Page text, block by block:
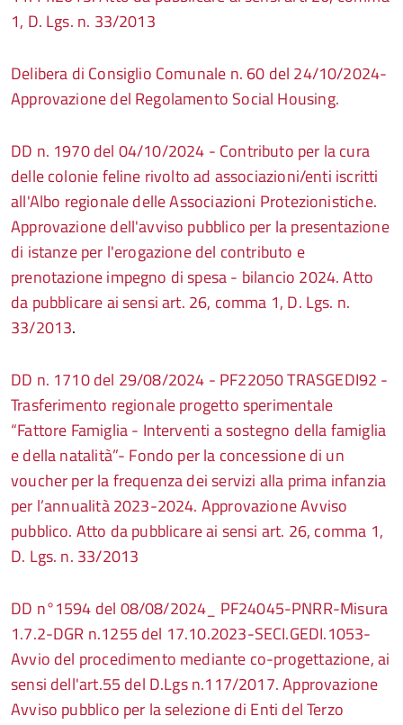
1, D. Lgs. n. 33/2013
Delibera di Consiglio Comunale n. 60 del 24/10/2024-
Approvazione del Regolamento Social Housing.
DD n. 1970 del 04/10/2024 - Contributo per la cura
delle colonie feline rivolto ad associazioni/enti iscritti
all'Albo regionale delle Associazioni Protezionistiche.
Approvazione dell'avviso pubblico per la presentazione
di istanze per l'erogazione del contributo e
prenotazione impegno di spesa - bilancio 2024. Atto
da pubblicare ai sensi art. 26, comma 1, D. Lgs. n.
33/2013.
DD n. 1710 del 29/08/2024 - PF22050 TRASGEDI92 -
Trasferimento regionale progetto sperimentale
“Fattore Famiglia - Interventi a sostegno della famiglia
e della natalità”- Fondo per la concessione di un
voucher per la frequenza dei servizi alla prima infanzia
per l’annualità 2023-2024. Approvazione Avviso
pubblico. Atto da pubblicare ai sensi art. 26, comma 1,
D. Lgs. n. 33/2013
DD n°1594 del 08/08/2024_ PF24045-PNRR-Misura
1.7.2-DGR n.1255 del 17.10.2023-SECI.GEDI.1053-
Avvio del procedimento mediante co-progettazione, ai
sensi dell'art.55 del D.Lgs n.117/2017. Approvazione
Avviso pubblico per la selezione di Enti del Terzo